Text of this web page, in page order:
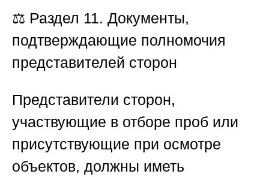
⚖️ Раздел 11. Документы,
подтверждающие полномочия
представителей сторон
Представители сторон,
участвующие в отборе проб или
присутствующие при осмотре
объектов, должны иметь